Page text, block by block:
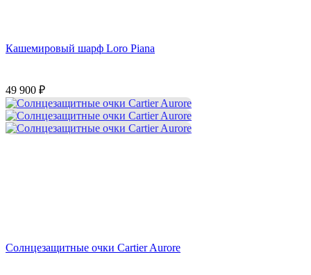
Кашемировый шарф Loro Piana
49 900 ₽
Солнцезащитные очки Cartier Aurore